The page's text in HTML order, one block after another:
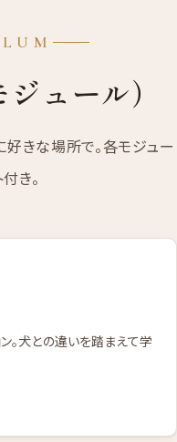
ュール）
きな場所で。各モジュー
き。
。犬との違いを踏まえて学